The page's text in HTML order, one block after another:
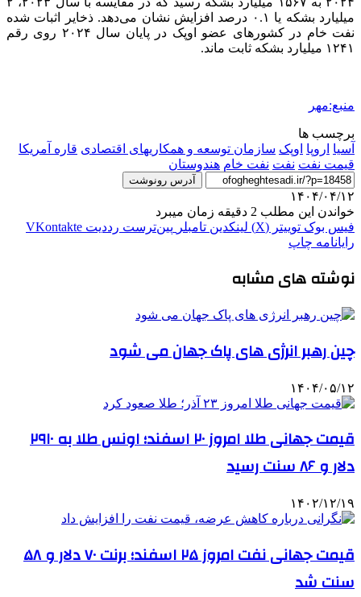
میلیارد بشکه یا ۰.۱ درصد افزایش نشان می‌دهد. ذخایر اثبات شده
نفت خام در کشورهای عضو اوپک در پایان سال ۲۰۲۴ روی رقم
۱۲۴۱ میلیارد بشکه ثابت ماند.
منبع:مهر
برچسب ها
آسیا اروپا اوپک سازمان توسعه و همکاریهای اقتصادی قاره آمریکا
قیمت نفت نفت نفت خام هندوستان
آدرس رونوشت
۱۴۰۴/۰۴/۱۲
خواندن این مطلب 2 دقیقه زمان میبرد
فیس بوک توییتر (X) لینکدین ‫تامبلر ‫پین‌ترست ‫رددیت ‫VKontakte
رایانامه چاپ
نوشته های مشابه
چین رهبر انرژی های پاک جهان می شود
۱۴۰۴/۰۵/۱۲
قیمت جهانی طلا امروز ۲۰ اسفند؛ اونس طلا به ۲۹۱۰
دلار و ۸۶ سنت رسید
۱۴۰۲/۱۲/۱۹
قیمت جهانی نفت امروز ۲۵ اسفند؛ برنت ۷۰ دلار و ۵۸
سنت شد